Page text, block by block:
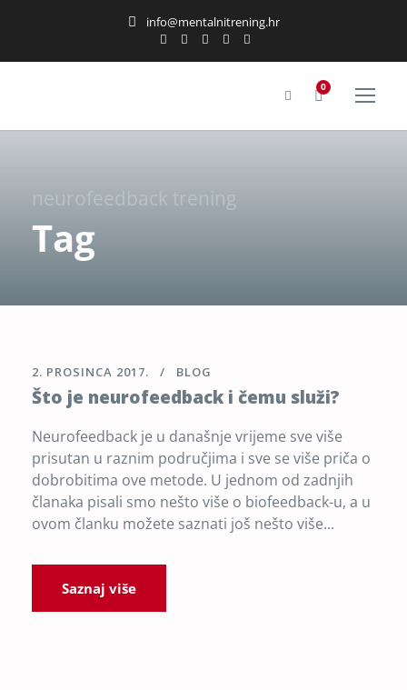
info@mentalnitrening.hr
0
neurofeedback trening
Tag
2. PROSINCA 2017. BLOG
Što je neurofeedback i čemu služi?
Neurofeedback je u današnje vrijeme sve više
prisutan u raznim područjima i sve se više priča o
dobrobitima ove metode. U jednom od zadnjih
članaka pisali smo nešto više o biofeedback-u, a u
ovom članku možete saznati još nešto više...
Saznaj više